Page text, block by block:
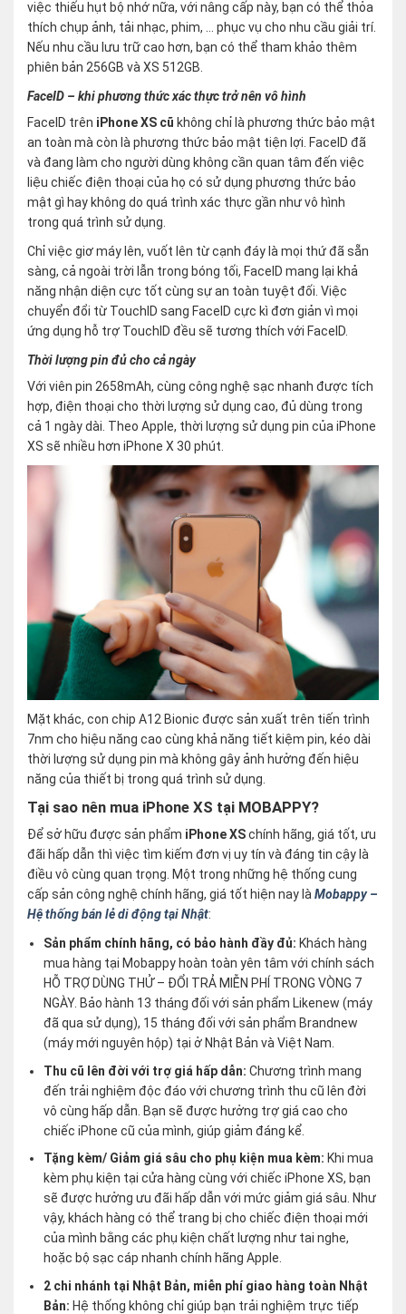
việc thiếu hụt bộ nhớ nữa, với nâng cấp này, bạn có thể thỏa
thích chụp ảnh, tải nhạc, phim, … phục vụ cho nhu cầu giải trí.
Nếu nhu cầu lưu trữ cao hơn, bạn có thể tham khảo thêm
phiên bản 256GB và XS 512GB.
FaceID – khi phương thức xác thực trở nên vô hình
FaceID trên iPhone XS cũ không chỉ là phương thức bảo mật
an toàn mà còn là phương thức bảo mật tiện lợi. FaceID đã
và đang làm cho người dùng không cần quan tâm đến việc
liệu chiếc điện thoại của họ có sử dụng phương thức bảo
mật gì hay không do quá trình xác thực gần như vô hình
trong quá trình sử dụng.
Chỉ việc giơ máy lên, vuốt lên từ cạnh đáy là mọi thứ đã sẵn
sàng, cả ngoài trời lẫn trong bóng tối, FaceID mang lại khả
năng nhận diện cực tốt cùng sự an toàn tuyệt đối. Việc
chuyển đổi từ TouchID sang FaceID cực kì đơn giản vì mọi
ứng dụng hỗ trợ TouchID đều sẽ tương thích với FaceID.
Thời lượng pin đủ cho cả ngày
Với viên pin 2658mAh, cùng công nghệ sạc nhanh được tích
hợp, điện thoại cho thời lượng sử dụng cao, đủ dùng trong
cả 1 ngày dài. Theo Apple, thời lượng sử dụng pin của iPhone
XS sẽ nhiều hơn iPhone X 30 phút.
Mặt khác, con chip A12 Bionic được sản xuất trên tiến trình
7nm cho hiệu năng cao cùng khả năng tiết kiệm pin, kéo dài
thời lượng sử dụng pin mà không gây ảnh hưởng đến hiệu
năng của thiết bị trong quá trình sử dụng.
Tại sao nên mua iPhone XS tại MOBAPPY?
Để sở hữu được sản phẩm iPhone XSchính hãng, giá tốt, ưu
đãi hấp dẫn thì việc tìm kiếm đơn vị uy tín và đáng tin cậy là
điều vô cùng quan trọng. Một trong những hệ thống cung
cấp sản công nghệ chính hãng, giá tốt hiện nay làMobappy –
Hệ thống bán lẻ di động tại Nhật:
Sản phẩm chính hãng, có bảo hành đầy đủ: Khách hàng
mua hàng tại Mobappy hoàn toàn yên tâm với chính sách
HỖ TRỢ DÙNG THỬ – ĐỔI TRẢ MIỄN PHÍ TRONG VÒNG 7
NGÀY. Bảo hành 13 tháng đối với sản phẩm Likenew (máy
đã qua sử dụng), 15 tháng đối với sản phẩm Brandnew
(máy mới nguyên hộp) tại ở Nhật Bản và Việt Nam.
Thu cũ lên đời với trợ giá hấp dẫn:Chương trình mang
đến trải nghiệm độc đáo với chương trình thu cũ lên đời
vô cùng hấp dẫn. Bạn sẽ được hưởng trợ giá cao cho
chiếc iPhone cũ của mình, giúp giảm đáng kể.
Tặng kèm/ Giảm giá sâu cho phụ kiện mua kèm: Khi mua
kèm phụ kiện tại cửa hàng cùng với chiếc iPhone XS, bạn
sẽ được hưởng ưu đãi hấp dẫn với mức giảm giá sâu. Như
vậy, khách hàng có thể trang bị cho chiếc điện thoại mới
của mình bằng các phụ kiện chất lượng như tai nghe,
hoặc bộ sạc cáp nhanh chính hãng Apple.
2 chi nhánh tại Nhật Bản, miễn phí giao hàng toàn Nhật
Bản:Hệ thống không chỉ giúp bạn trải nghiệm trực tiếp